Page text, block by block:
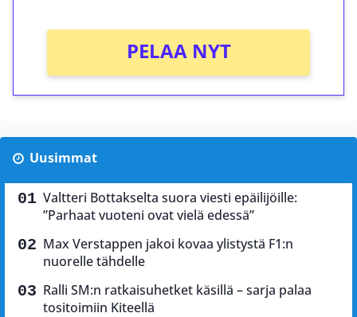
PELAA NYT
Uusimmat
Valtteri Bottakselta suora viesti epäilijöille:
”Parhaat vuoteni ovat vielä edessä”
Max Verstappen jakoi kovaa ylistystä F1:n
nuorelle tähdelle
Ralli SM:n ratkaisuhetket käsillä – sarja palaa
tositoimiin Kiteellä